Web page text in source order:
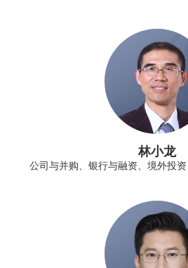
林小龙
公司与并购、银行与融资、境外投